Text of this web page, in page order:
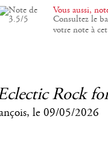
Vous aussi,
Consultez le
votre note à
Rock
, le 09/05/2026